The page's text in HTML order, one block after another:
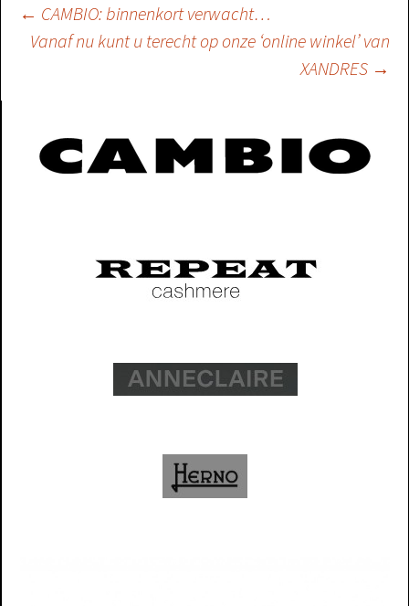
Berichtnavigatie
← CAMBIO: binnenkort verwacht…
Vanaf nu kunt u terecht op onze ‘online winkel’ van
XANDRES →